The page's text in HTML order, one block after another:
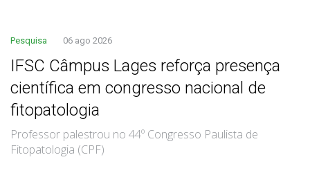
Pesquisa 06 ago 2026
IFSC Câmpus Lages reforça presença
científica em congresso nacional de
fitopatologia
Professor palestrou no 44º Congresso Paulista de
Fitopatologia (CPF)